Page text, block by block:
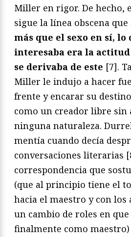
Miller en rigor. De hecho,
sigue la línea obscena
más que el sexo en sí, lo
interesaba era la
se derivaba de este [7].
Miller le indujo a hacer
frente y encarar su
como un creador libre sin
ninguna naturaleza.
mentía cuando decía
conversaciones literarias
correspondencia que
(que al principio tiene el
hacia el maestro y con los
un cambio de roles en
finalmente como maestro)